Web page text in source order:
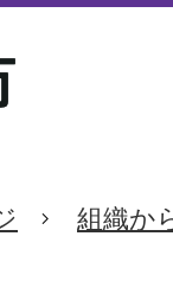
組織か